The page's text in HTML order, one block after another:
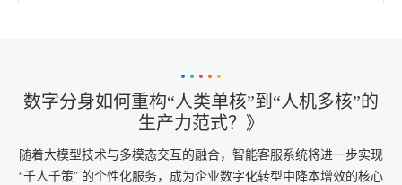
数字分身如何重构“人类单核”到“人机多核”的
生产力范式？》
随着大模型技术与多模态交互的融合，智能客服系统将进一步实现
“千人千策” 的个性化服务，成为企业数字化转型中降本增效的核心